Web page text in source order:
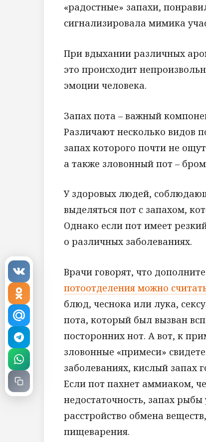
«радостные» запахи,
сигнализировала мимика
При вдыхании различных
это происходит
эмоции человека.
Запах пота – важный
Различают несколько видов
запах которого почти не
а также зловонный пот –
У здоровых людей,
выделяться пот с запахом,
Однако если пот имеет
о различных заболеваниях.
Врачи говорят, что
потоотделения можно
блюд, чеснока или лука,
пота, который был вызван
посторонних нот. А вот, к
зловонные «примеси»
заболеваниях, кислый запах
Если пот пахнет аммиаком,
недостаточность, запах
расстройство обмена
пищеварения.